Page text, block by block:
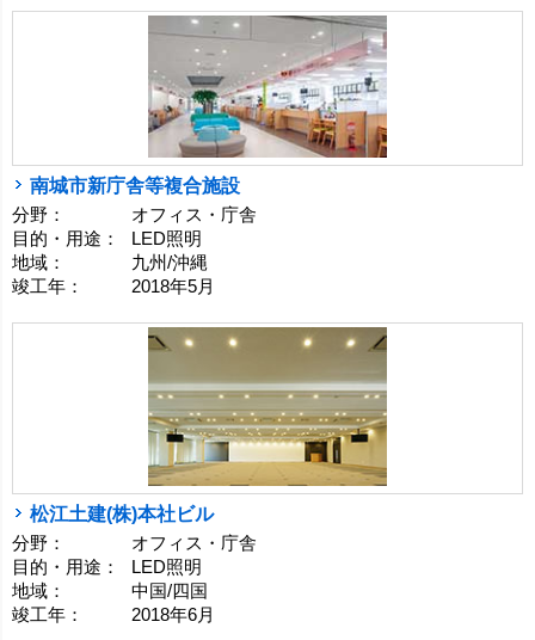
南城市新庁舎等複合施設
分野：
オフィス・庁舎
目的・用途：
LED照明
地域：
九州/沖縄
竣工年：
2018年5月
松江土建(株)本社ビル
分野：
オフィス・庁舎
目的・用途：
LED照明
地域：
中国/四国
竣工年：
2018年6月